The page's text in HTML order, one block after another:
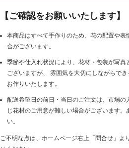
【ご確認をお願いいたします】
本商品はすべて手作りのため、花の配置や表
合がございます。
季節や仕入れ状況により、花材・包装が写真
ございますが、 雰囲気を大切にしながらで
お作りいたします。
配送希望日の前日・当日のご注文は、市場の
じ花材のご用意が難しい場合がございます。
い。
ご不明な点は、ホームページ右上「問合せ」よ